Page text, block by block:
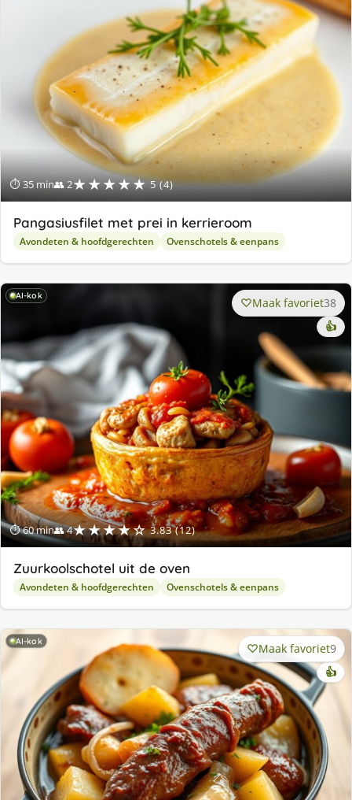
⏱ 35 min👥 2★★★★★ 5 (4)
Pangasiusfilet met prei in kerrieroom
Avondeten & hoofdgerechten Ovenschotels & eenpans
AI-kok
⏱ 60 min👥 4★★★★☆ 3.83 (12)
Maak favoriet38
👍
Zuurkoolschotel uit de oven
Avondeten & hoofdgerechten Ovenschotels & eenpans
AI-kok Maak favoriet9
👍